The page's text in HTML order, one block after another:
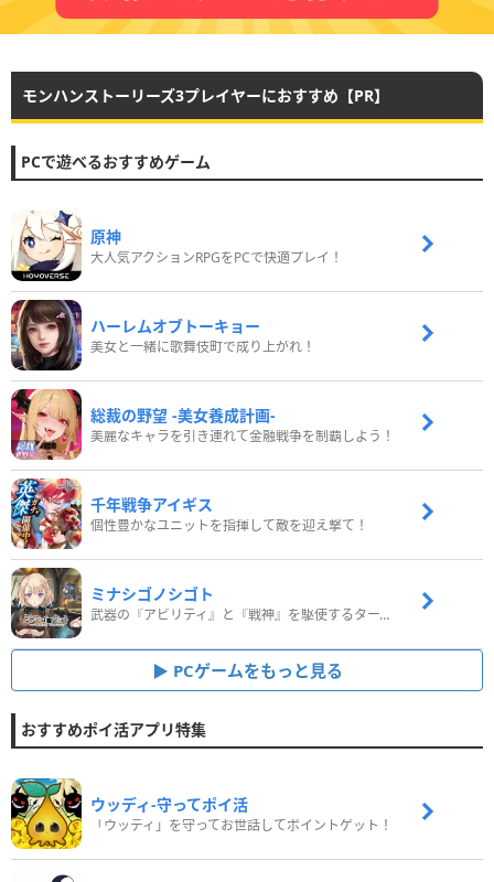
モンハンストーリーズ3プレイヤーにおすすめ【PR】
PCで遊べるおすすめゲーム
原神
大人気アクションRPGをPCで快適プレイ！
ハーレムオブトーキョー
美女と一緒に歌舞伎町で成り上がれ！
総裁の野望 -美女養成計画-
美麗なキャラを引き連れて金融戦争を制覇しよう！
千年戦争アイギス
個性豊かなユニットを指揮して敵を迎え撃て！
ミナシゴノシゴト
武器の『アビリティ』と『戦神』を駆使するターン制コマンドバトルRPG！
PCゲームをもっと見る
おすすめポイ活アプリ特集
ウッディ‐守ってポイ活
「ウッディ」を守ってお世話してポイントゲット！